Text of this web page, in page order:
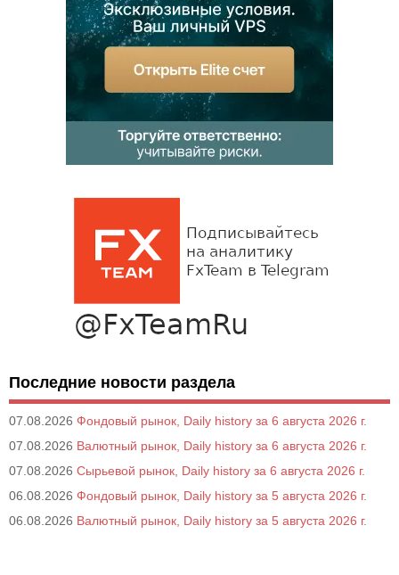
Последние новости раздела
07.08.2026 Фондовый рынок, Daily history за 6 августа 2026 г.
07.08.2026 Валютный рынок, Daily history за 6 августа 2026 г.
07.08.2026 Сырьевой рынок, Daily history за 6 августа 2026 г.
06.08.2026 Фондовый рынок, Daily history за 5 августа 2026 г.
06.08.2026 Валютный рынок, Daily history за 5 августа 2026 г.